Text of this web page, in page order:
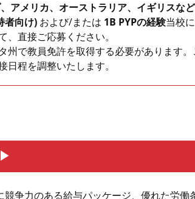
、アメリカ、オーストラリア、イギリスなど
者向け) および/または 1B PYPの経験当校
直接ご応募ください。
州で教員免許を取得する必要があります
程を調整いたします。
▶
争力のある給与パッケージ、優れた労